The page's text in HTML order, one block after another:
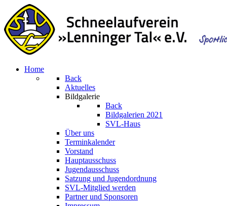
Home
Back
Aktuelles
Bildgalerie
Back
Bildgalerien 2021
SVL-Haus
Über uns
Terminkalender
Vorstand
Hauptausschuss
Jugendausschuss
Satzung und Jugendordnung
SVL-Mitglied werden
Partner und Sponsoren